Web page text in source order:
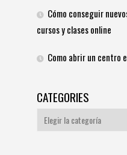
Cómo conseguir
cursos y clases online
Como abrir un centro
CATEGORIES
Categories